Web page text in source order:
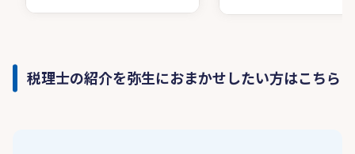
税理士の紹介を弥生におまかせしたい方はこちら